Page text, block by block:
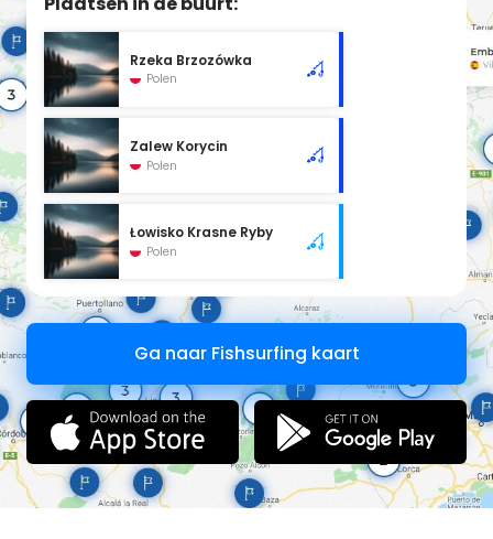
Rzeka Brzozówka
Polen
Zalew Korycin
Polen
Łowisko Krasne Ryby
Polen
Ga naar Fishsurfing kaart